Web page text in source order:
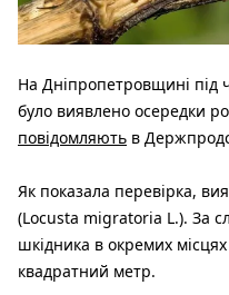
На Дніпропетровщині під
було виявлено осередки
повідомляють в
Як показала перевірка,
(Locusta migratoria L.). За
шкідника в окремих
квадратний метр.